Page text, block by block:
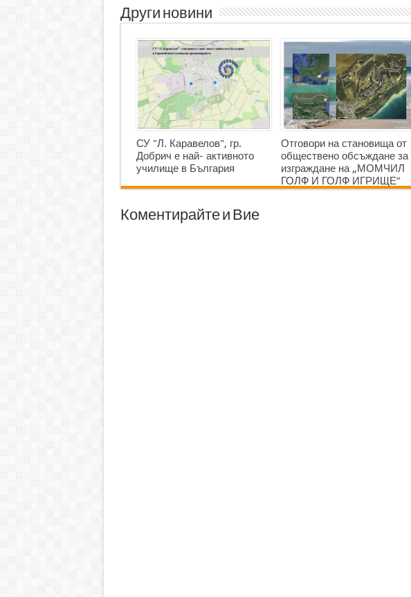
Други новини
СУ "Л. Каравелов", гр.
Добрич е най- активното
училище в България
Отговори на становища от
обществено обсъждане за
изграждане на „МОМЧИЛ
ГОЛФ И ГОЛФ ИГРИЩЕ”
Коментирайте и Вие